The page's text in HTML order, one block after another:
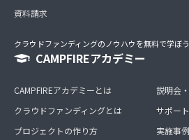
資料請求
クラウドファンディングのノウハウを無料で学ぼう
CAMPFIREアカデミー
CAMPFIREアカデミーとは
クラウドファンディングとは
プロジェクトの作り方
説明会
サポー
実施事例